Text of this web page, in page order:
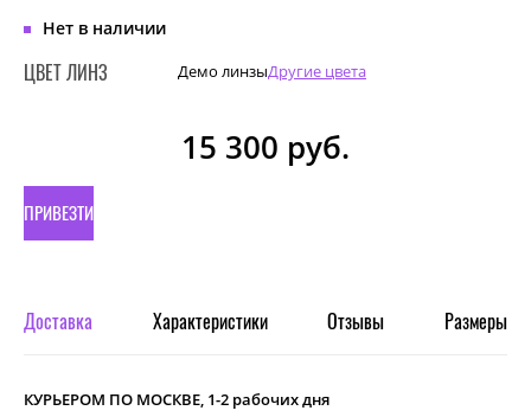
Нет в наличии
ЦВЕТ ЛИНЗ Демо линзыДругие цвета
15 300 руб.
ПРИВЕЗТИ
ЗАКАЗ
Доставка Характеристики Отзывы Размеры
КУРЬЕРОМ ПО МОСКВЕ, 1-2 рабочих дня